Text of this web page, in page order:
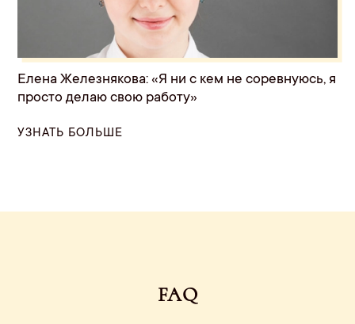
Елена Железнякова: «Я ни с кем не соревнуюсь, я
просто делаю свою работу»
УЗНАТЬ БОЛЬШЕ
FAQ